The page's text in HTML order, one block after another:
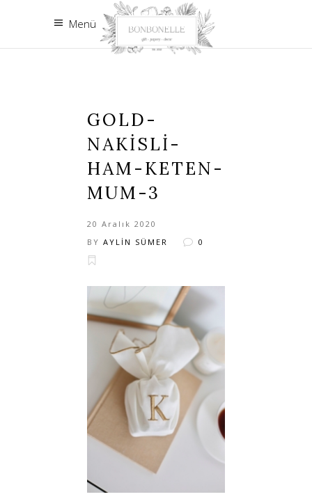
Menü
GOLD-
NAKISLI-
HAM-KETEN-
MUM-3
20 Aralık 2020
BY AYLIN SÜMER 0